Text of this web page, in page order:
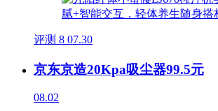
评测 8 07.30
京东京造20Kpa吸尘器99.5元
08.02